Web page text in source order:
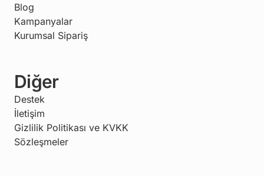
Blog
Kampanyalar
Kurumsal Sipariş
Diğer
Destek
İletişim
Gizlilik Politikası ve KVKK
Sözleşmeler